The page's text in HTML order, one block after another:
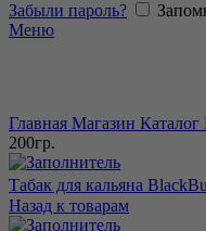
Забыли пароль?
Меню
Главная Магазин Каталог
200гр.
Табак для кальяна
Назад к товарам